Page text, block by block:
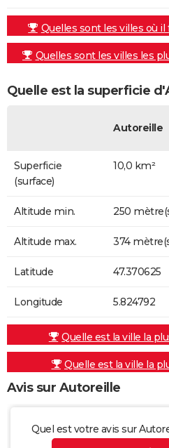
Quelles sont les villes où
Quelles sont les villes les
Quelle est la superficie
Autoreille
Superficie
(surface)
10,0 km²
Altitude min. 250
Altitude max. 374
Latitude 47.370625
Longitude 5.824792
Quelle est la ville la
Quelle est la ville la
Avis sur Autoreille
Quel est votre avis sur